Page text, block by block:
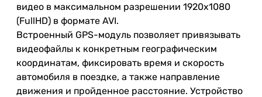
видео в максимальном разрешении 1920x1080
(FullHD) в формате AVI.
Встроенный GPS-модуль позволяет привязывать
видеофайлы к конкретным географическим
координатам, фиксировать время и скорость
автомобиля в поездке, а также направление
движения и пройденное расстояние. Устройство